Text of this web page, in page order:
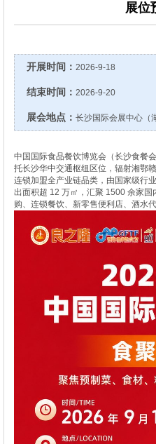
展位
开展时间： 2026-9-18
结束时间： 2026-9-20
展会地点： 长沙国际会展中心（
中国国际食品餐饮博览会（长沙食餐
托长沙华中交通枢纽区位，辐射湘鄂
连锁加盟全产业链品类，由国家级行
出面积超 12 万㎡，汇聚 1500 余家
购、连锁餐饮、新零售便利店、酒水